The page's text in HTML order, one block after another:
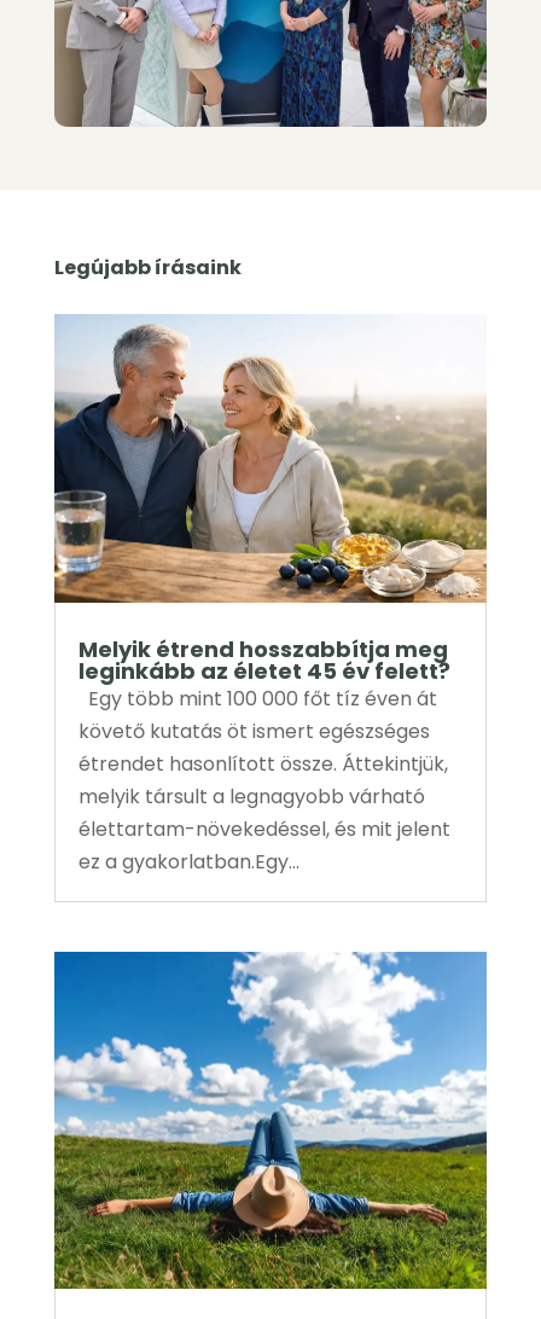
Legújabb írásaink
Melyik étrend hosszabbítja meg
leginkább az életet 45 év felett?
Egy több mint 100 000 főt tíz éven át
követő kutatás öt ismert egészséges
étrendet hasonlított össze. Áttekintjük,
melyik társult a legnagyobb várható
élettartam-növekedéssel, és mit jelent
ez a gyakorlatban.Egy...